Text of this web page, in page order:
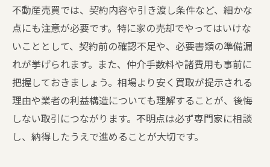
不動産売買では、契約内容や引き渡し条件など、細かな
点にも注意が必要です。特に家の売却でやってはいけな
いこととして、契約前の確認不足や、必要書類の準備漏
れが挙げられます。また、仲介手数料や諸費用も事前に
把握しておきましょう。相場より安く買取が提示される
理由や業者の利益構造についても理解することが、後悔
しない取引につながります。不明点は必ず専門家に相談
し、納得したうえで進めることが大切です。